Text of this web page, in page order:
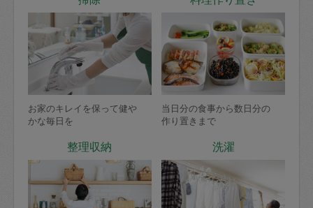
お家のキレイを保って健や
かな毎日を
当日分の食事から数日分の
作り置きまで
整理収納 洗濯